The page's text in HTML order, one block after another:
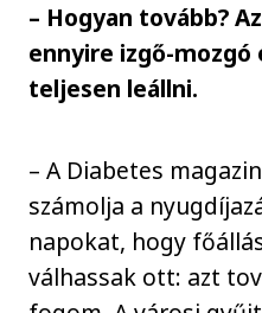
– Hogyan tovább?
ennyire izgő-
teljesen leállni.
– A Diabetes
számolja a
napokat, hogy
válhassak ott: azt